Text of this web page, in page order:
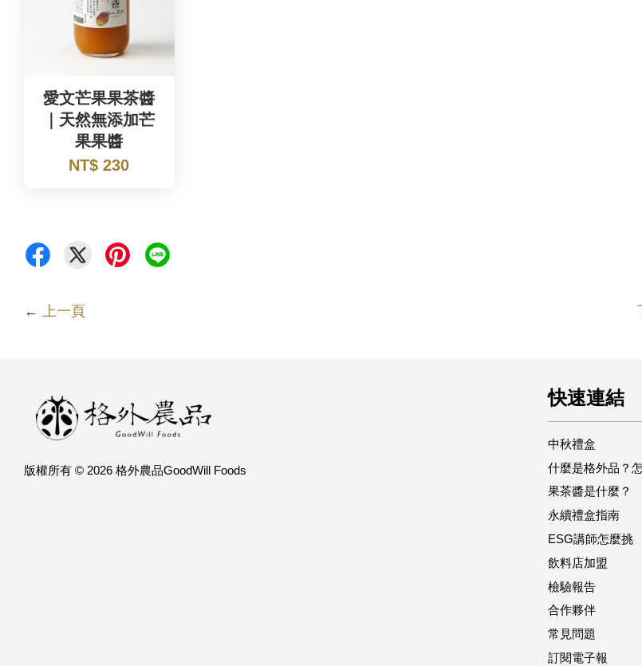
愛文芒果果茶醬
｜天然無添加芒
果果醬
NT$ 230
← 上一頁
版權所有 © 2026 格外農品GoodWill Foods
快速連結
中秋禮盒
什麼是格外品？
果茶醬是什麼？
永續禮盒指南
ESG講師怎麼挑
飲料店加盟
檢驗報告
合作夥伴
常見問題
訂閱電子報